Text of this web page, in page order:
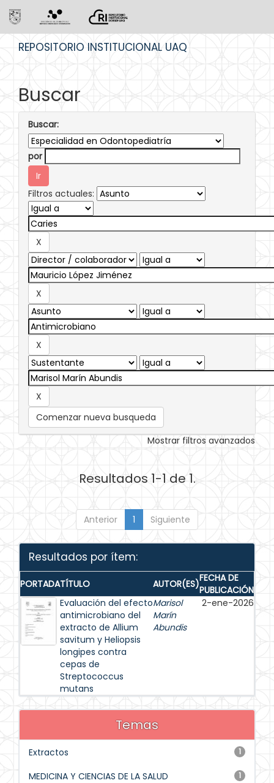
REPOSITORIO INSTITUCIONAL UAQ
Buscar
Buscar:
por
Filtros actuales:
Comenzar nueva busqueda
Mostrar filtros avanzados
Resultados 1-1 de 1.
Anterior 1 Siguiente
Resultados por ítem:
PORTADATÍTULO AUTOR(ES)FECHA DE
PUBLICACIÓN
Evaluación del efecto
antimicrobiano del
extracto de Allium
savitum y Heliopsis
longipes contra
cepas de
Streptococcus
mutans
Marisol
Marín
Abundis
2-ene-2026
Temas
1
Extractos
1
MEDICINA Y CIENCIAS DE LA SALUD